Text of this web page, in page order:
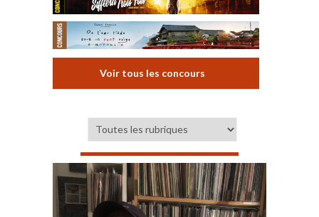
Voir tous les concours